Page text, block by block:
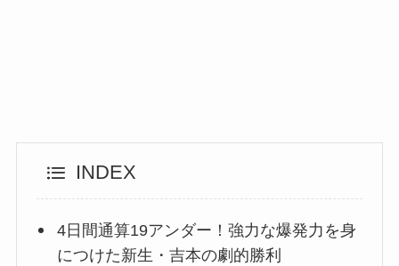
INDEX
4日間通算19アンダー！強力な爆発力を身
につけた新生・吉本の劇的勝利